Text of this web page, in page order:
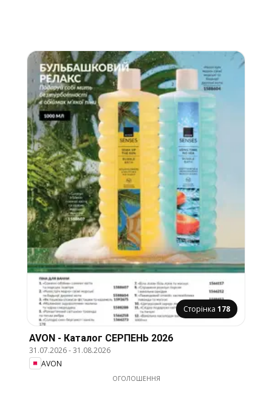
Сторінка 178
AVON - Каталог СЕРПЕНЬ 2026
31.07.2026-31.08.2026
AVON
ОГОЛОШЕННЯ